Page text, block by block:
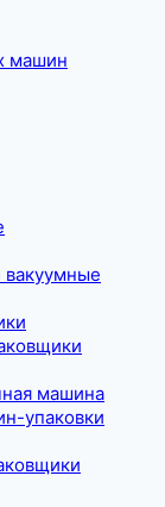
машин
машина
упаковки